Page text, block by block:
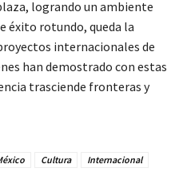
logrando un ambiente
éxito rotundo, queda la
internacionales de
han demostrado con estas
trasciende fronteras y
Cultura
Internacional